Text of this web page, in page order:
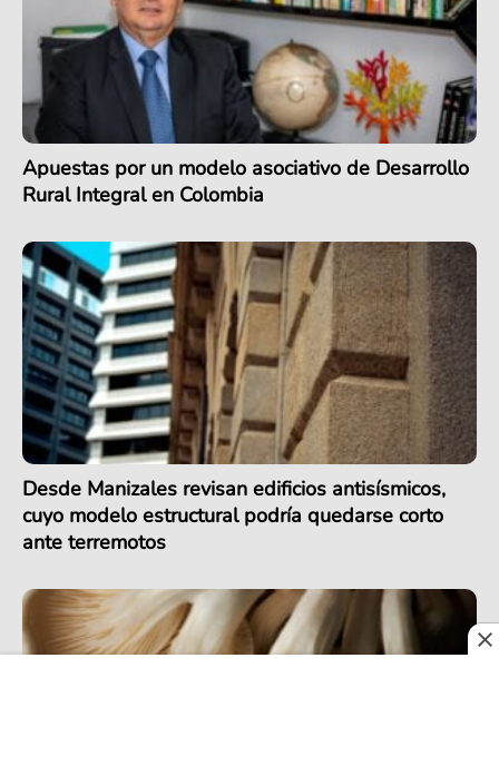
Apuestas por un modelo asociativo de Desarrollo
Rural Integral en Colombia
Desde Manizales revisan edificios antisísmicos,
cuyo modelo estructural podría quedarse corto
ante terremotos